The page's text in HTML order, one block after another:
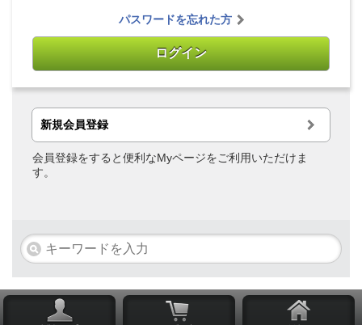
パスワードを忘れた方
新規会員登録
会員登録をすると便利なMyページをご利用いただけま
す。